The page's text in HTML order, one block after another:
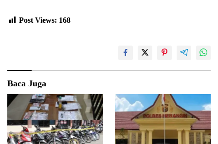
Post Views: 168
Baca Juga